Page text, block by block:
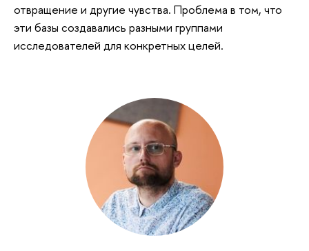
отвращение и другие чувства. Проблема в том, что
эти базы создавались разными группами
исследователей для конкретных целей.